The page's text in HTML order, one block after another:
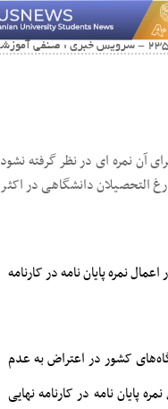
آن نمره ای در نظر گرفته نشود
التحصیلان دانشگاهی در اکثر
نمره پایان نامه در کارنامه
کشور در اعتراض به عدم
پایان نامه در کارنامه نهایی